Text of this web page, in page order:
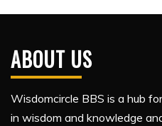
ABOUT US
Wisdomcircle BBS is a hub
in wisdom and knowledge